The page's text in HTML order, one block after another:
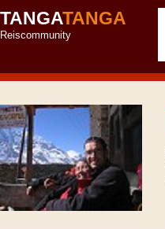
TANGATANGA
Reiscommunity